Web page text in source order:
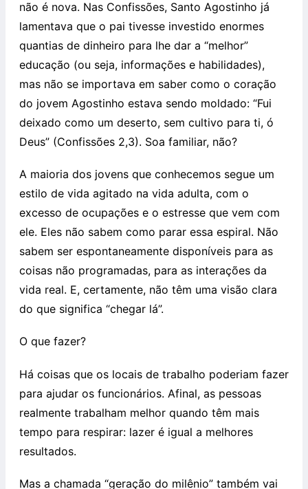
não é nova. Nas Confissões, Santo Agostinho já
lamentava que o pai tivesse investido enormes
quantias de dinheiro para lhe dar a “melhor”
educação (ou seja, informações e habilidades),
mas não se importava em saber como o coração
do jovem Agostinho estava sendo moldado: “Fui
deixado como um deserto, sem cultivo para ti, ó
Deus” (Confissões 2,3). Soa familiar, não?
A maioria dos jovens que conhecemos segue um
estilo de vida agitado na vida adulta, com o
excesso de ocupações e o estresse que vem com
ele. Eles não sabem como parar essa espiral. Não
sabem ser espontaneamente disponíveis para as
coisas não programadas, para as interações da
vida real. E, certamente, não têm uma visão clara
do que significa “chegar lá”.
O que fazer?
Há coisas que os locais de trabalho poderiam fazer
para ajudar os funcionários. Afinal, as pessoas
realmente trabalham melhor quando têm mais
tempo para respirar: lazer é igual a melhores
resultados.
Mas a chamada “geração do milênio” também vai